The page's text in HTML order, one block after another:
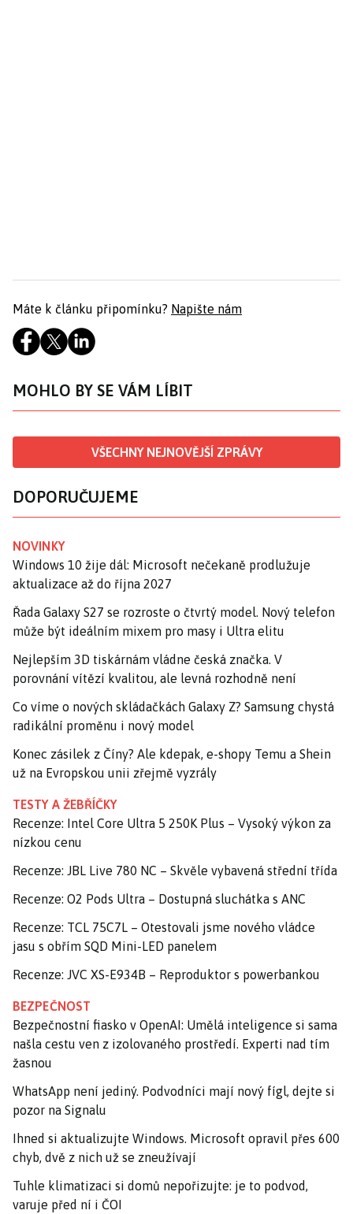
Máte k článku připomínku? Napište nám
MOHLO BY SE VÁM LÍBIT
VŠECHNY NEJNOVĚJŠÍ ZPRÁVY
DOPORUČUJEME
NOVINKY
Windows 10 žije dál: Microsoft nečekaně prodlužuje
aktualizace až do října 2027
Řada Galaxy S27 se rozroste o čtvrtý model. Nový telefon
může být ideálním mixem pro masy i Ultra elitu
Nejlepším 3D tiskárnám vládne česká značka. V
porovnání vítězí kvalitou, ale levná rozhodně není
Co víme o nových skládačkách Galaxy Z? Samsung chystá
radikální proměnu i nový model
Konec zásilek z Číny? Ale kdepak, e-shopy Temu a Shein
už na Evropskou unii zřejmě vyzrály
TESTY A ŽEBŘÍČKY
Recenze: Intel Core Ultra 5 250K Plus – Vysoký výkon za
nízkou cenu
Recenze: JBL Live 780 NC – Skvěle vybavená střední třída
Recenze: O2 Pods Ultra – Dostupná sluchátka s ANC
Recenze: TCL 75C7L – Otestovali jsme nového vládce
jasu s obřím SQD Mini-LED panelem
Recenze: JVC XS-E934B – Reproduktor s powerbankou
BEZPEČNOST
Bezpečnostní fiasko v OpenAI: Umělá inteligence si sama
našla cestu ven z izolovaného prostředí. Experti nad tím
žasnou
WhatsApp není jediný. Podvodníci mají nový fígl, dejte si
pozor na Signalu
Ihned si aktualizujte Windows. Microsoft opravil přes 600
chyb, dvě z nich už se zneužívají
Tuhle klimatizaci si domů nepořizujte: je to podvod,
varuje před ní i ČOI